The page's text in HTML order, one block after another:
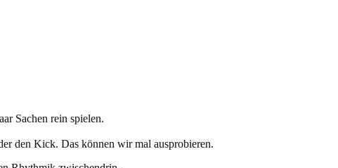
Sachen rein spielen.
den Kick. Das können wir mal ausprobieren.